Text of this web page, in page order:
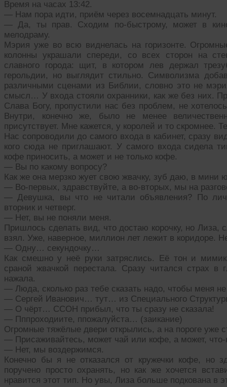
Время на часах 13:42.
— Нам пора идти, приём через восемнадцать минут.
— Да, ты прав. Сходим по-быстрому, может в
мелодраму.
Мэрия уже во всю виднелась на горизонте.
колонны украшали спереди, со всех сторон на
славного города: щит, в котором лев держал
герольдии, но выглядит стильно. Символизма
различными сценами из Библии, словно это не
смысл… У входа стояли охранники, как же без них.
Слава Богу, пропустили нас без проблем, не
Внутри, конечно же, было не менее
присутствует. Мне кажется, у королей и то скромнее.
Нас сопроводили до самого входа в кабинет, сразу
кого сюда не приглашают. У самого входа сидела
кофе приносить, а может и не только кофе.
— Вы по какому вопросу?
Как же она мерзко жует свою жвачку, зуб даю, в
— Во-первых, здравствуйте, а во-вторых, мы на
— Девушка, вы что не читали объявления? По
вторник и четверг.
— Нет, вы не поняли меня.
Пришлось сделать вид, что достаю корочку, но Лиза,
взял. Уже, наверное, миллион лет лежит в коридоре.
— Одну… секундочку…
Как смешно у неё руки затряслись. Её тон и
сраной жвачкой перестала. Сразу читался страх в
нажала.
— Люда, сколько раз тебе сказать надо, чтобы меня
— Сергей Иванович… тут… из Специального
— О чёрт… ССОН прибыл, что ты сразу не сказала!
— Пппроходиите, ппожалуйста… (заикание)
Огромные тяжёлые двери открылись, а на пороге уже
— Присаживайтесь, может чай или кофе, а может, что-
— Нет, мы воздержимся.
Конечно бы я не отказался от кружечки кофе, но
поручено просто охранять, но как же хочется
нравится этот тип. Но увы, Лиза больше подкована в